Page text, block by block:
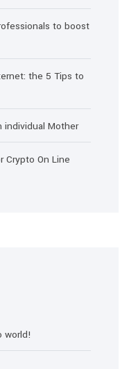
to boost
the 5 Tips to
individual Mother
Crypto On Line
world!